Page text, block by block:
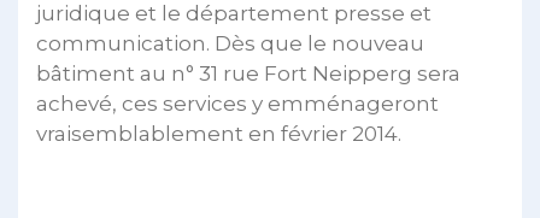
juridique et le département presse et
communication. Dès que le nouveau
bâtiment au n° 31 rue Fort Neipperg sera
achevé, ces services y emménageront
vraisemblablement en février 2014.